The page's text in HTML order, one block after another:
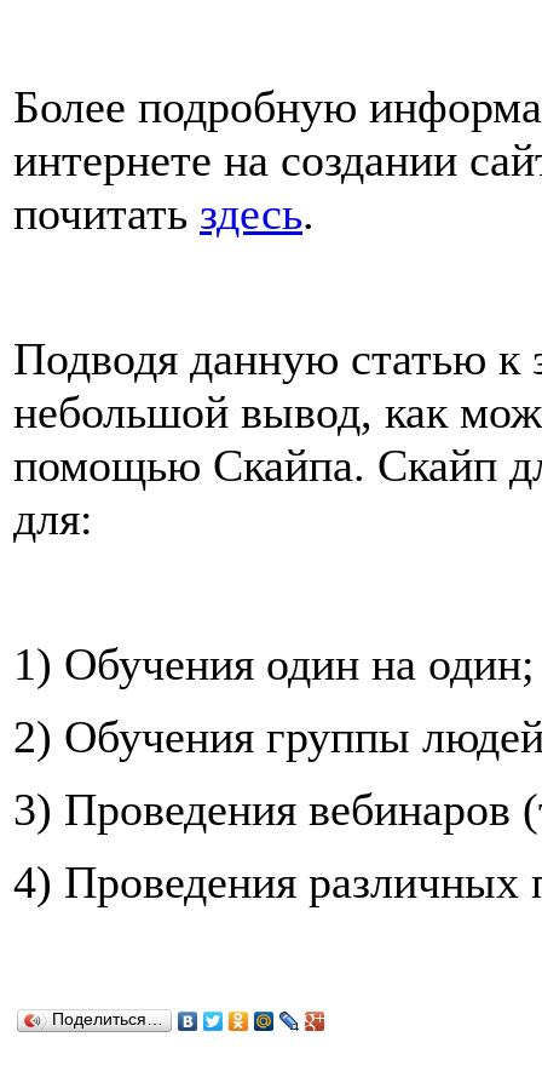
Более подробную
интернете на создании
почитать здесь.
Подводя данную статью к
небольшой вывод, как
помощью Скайпа. Скайп
для:
1) Обучения один на один;
2) Обучения группы
3) Проведения вебинаров
4) Проведения различных
Поделиться…